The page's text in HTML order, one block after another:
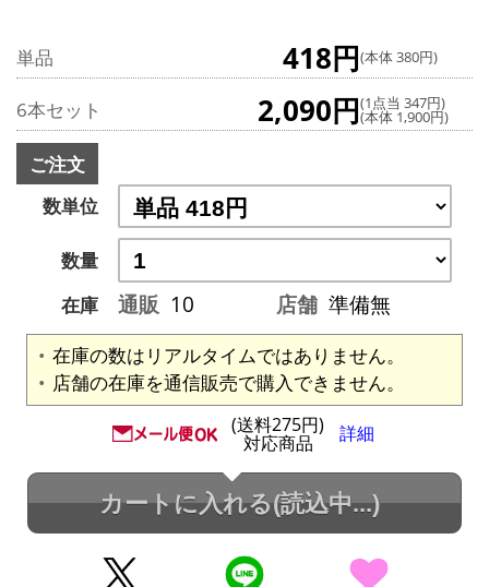
単品 418円(本体 380円)
6本セット 2,090円(1点当 347円)
(本体 1,900円)
ご注文
数単位
数量
在庫
通販 10 店舗 準備無
在庫の数はリアルタイムではありません。
店舗の在庫を通信販売で購入できません。
(送料275円)
対応商品 詳細
カートに入れる(読込中...)